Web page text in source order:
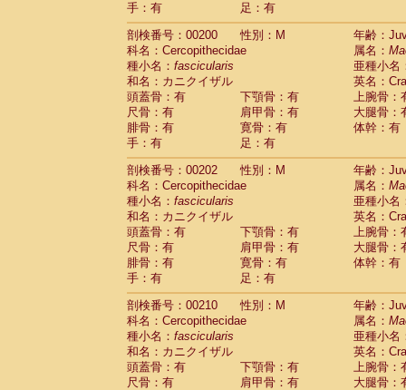
手：有
足：有
剖検番号：00200
性別：M
年齢：
科名：Cercopithecidae
属名：
種小名： fascicularis
亜種小名
和名：カニクイザル
英名：
頭蓋骨：有
下顎骨：有
上腕骨：
尺骨：有
肩甲骨：有
大腿骨：
腓骨：有
寛骨：有
体幹：有
手：有
足：有
剖検番号：00202
性別：M
年齢：
科名：Cercopithecidae
属名：
種小名： fascicularis
亜種小名
和名：カニクイザル
英名：
頭蓋骨：有
下顎骨：有
上腕骨：
尺骨：有
肩甲骨：有
大腿骨：
腓骨：有
寛骨：有
体幹：有
手：有
足：有
剖検番号：00210
性別：M
年齢：
科名：Cercopithecidae
属名：
種小名： fascicularis
亜種小名
和名：カニクイザル
英名：
頭蓋骨：有
下顎骨：有
上腕骨：
尺骨：有
肩甲骨：有
大腿骨：